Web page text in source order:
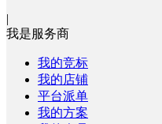
|
我是服务商
我的竞标
我的店铺
平台派单
我的方案